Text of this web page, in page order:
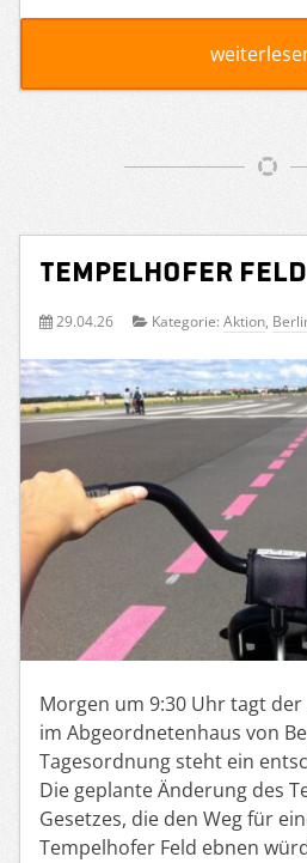
Tempelhofer
29.04.26 Kategorie: Aktion,
Morgen um 9:30 Uhr tagt
im Abgeordnetenhaus von
Tagesordnung steht ein
Die geplante Änderung des
Gesetzes, die den Weg für
Tempelhofer Feld ebnen